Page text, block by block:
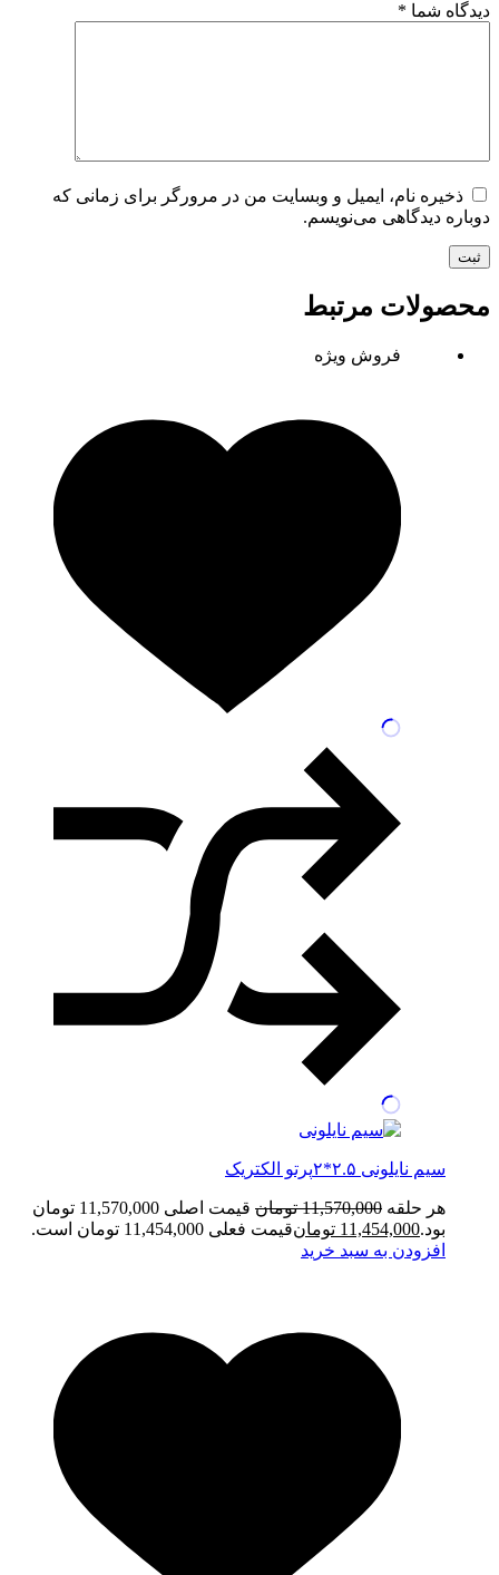
دیدگاه شما *
ذخیره نام، ایمیل و وبسایت من در مرورگر برای زمانی که
دوباره دیدگاهی می‌نویسم.
ثبت
محصولات مرتبط
فروش ویژه
سیم نایلونی ۲.۵*۲پرتو الکتریک
هر حلقه 11,570,000 تومان
قیمت اصلی 11,570,000 تومان
بود.11,454,000 تومانقیمت فعلی 11,454,000 تومان است.
افزودن به سبد خرید